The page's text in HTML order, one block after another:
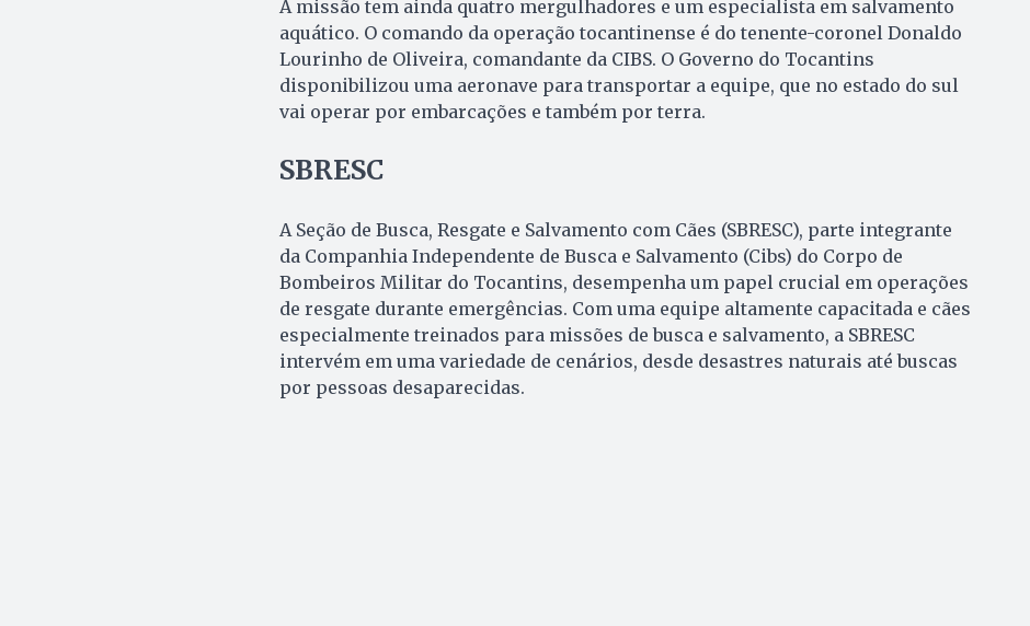
A missão tem ainda quatro mergulhadores e um especialista em salvamento
aquático. O comando da operação tocantinense é do tenente-coronel Donaldo
Lourinho de Oliveira, comandante da CIBS. O Governo do Tocantins
disponibilizou uma aeronave para transportar a equipe, que no estado do sul
vai operar por embarcações e também por terra.
SBRESC
A Seção de Busca, Resgate e Salvamento com Cães (SBRESC), parte integrante
da Companhia Independente de Busca e Salvamento (Cibs) do Corpo de
Bombeiros Militar do Tocantins, desempenha um papel crucial em operações
de resgate durante emergências. Com uma equipe altamente capacitada e cães
especialmente treinados para missões de busca e salvamento, a SBRESC
intervém em uma variedade de cenários, desde desastres naturais até buscas
por pessoas desaparecidas.